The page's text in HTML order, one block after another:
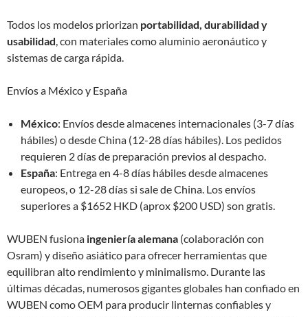
Todos los modelos priorizan portabilidad, durabilidad y
usabilidad, con materiales como aluminio aeronáutico y
sistemas de carga rápida.
Envíos a México y España
México: Envíos desde almacenes internacionales (3-7 días
hábiles) o desde China (12-28 días hábiles). Los pedidos
requieren 2 días de preparación previos al despacho.
España: Entrega en 4-8 días hábiles desde almacenes
europeos, o 12-28 días si sale de China. Los envíos
superiores a $1652 HKD (aprox $200 USD) son gratis.
WUBEN fusiona ingeniería alemana (colaboración con
Osram) y diseño asiático para ofrecer herramientas que
equilibran alto rendimiento y minimalismo. Durante las
últimas décadas, numerosos gigantes globales han confiado en
WUBEN como OEM para producir linternas confiables y